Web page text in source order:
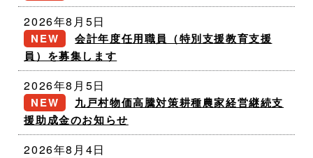
2026年8月5日
会計年度任用職員（特別支援教育支援
員）を募集します
2026年8月5日
九戸村物価高騰対策耕種農家経営継続支
援助成金のお知らせ
2026年8月4日